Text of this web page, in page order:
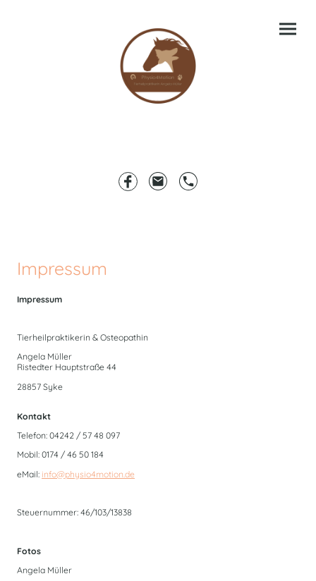
Impressum
Impressum
Tierheilpraktikerin & Osteopathin
Angela Müller
Ristedter Hauptstraße 44
28857 Syke
Kontakt
Telefon: 04242 / 57 48 097
Mobil: 0174 / 46 50 184
eMail: info@physio4motion.de
Steuernummer: 46/103/13838
Fotos
Angela Müller